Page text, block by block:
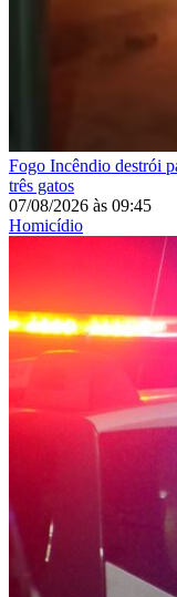
Fogo Incêndio destrói
três gatos
07/08/2026 às 09:45
Homicídio